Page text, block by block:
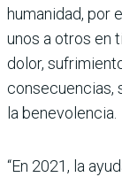
humanidad, por
unos a otros en
dolor,
consecuencias,
la benevolencia.
“En 2021, la